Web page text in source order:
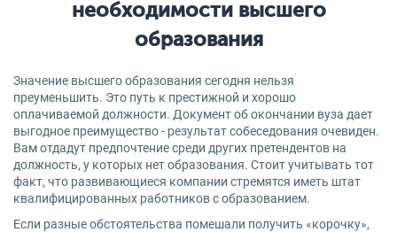
необходимости высшего
образования
Значение высшего образования сегодня нельзя
преуменьшить. Это путь к престижной и хорошо
оплачиваемой должности. Документ об окончании вуза дает
выгодное преимущество - результат собеседования очевиден.
Вам отдадут предпочтение среди других претендентов на
должность, у которых нет образования. Стоит учитывать тот
факт, что развивающиеся компании стремятся иметь штат
квалифицированных работников с образованием.
Если разные обстоятельства помешали получить «корочку»,